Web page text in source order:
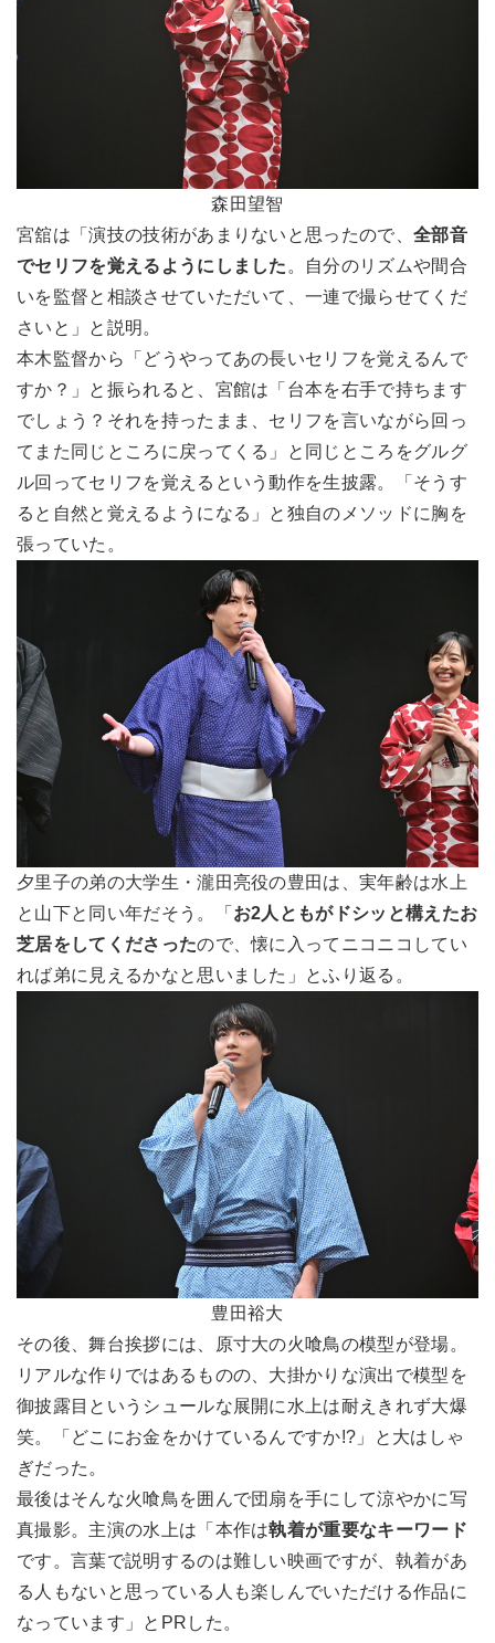
森田望智
宮舘は「演技の技術があまりないと思ったので、全部音
でセリフを覚えるようにしました 。自分のリズムや間合
いを監督と相談させていただいて、一連で撮らせてくだ
さいと」と説明。
本木監督から「どうやってあの長いセリフを覚えるんで
すか？」と振られると、宮館は「台本を右手で持ちます
でしょう？それを持ったまま、セリフを言いながら回っ
てまた同じところに戻ってくる」と同じところをグルグ
ル回ってセリフを覚えるという動作を生披露。「そうす
ると自然と覚えるようになる」と独自のメソッドに胸を
張っていた。
夕里子の弟の大学生・瀧田亮役の豊田は、実年齢は水上
と山下と同い年だそう。「 お2人ともがドシッと構えたお
芝居をしてくださったので、懐に入ってニコニコしてい
れば弟に見えるかなと思いました」とふり返る。
豊田裕大
その後、舞台挨拶には、原寸大の火喰鳥の模型が登場。
リアルな作りではあるものの、大掛かりな演出で模型を
御披露目というシュールな展開に水上は耐えきれず大爆
笑。「どこにお金をかけているんですか!?」と大はしゃ
ぎだった。
最後はそんな火喰鳥を囲んで団扇を手にして涼やかに写
真撮影。主演の水上は「本作は執着が重要なキーワード
です。言葉で説明するのは難しい映画ですが、執着があ
る人もないと思っている人も楽しんでいただける作品に
なっています」とPRした。